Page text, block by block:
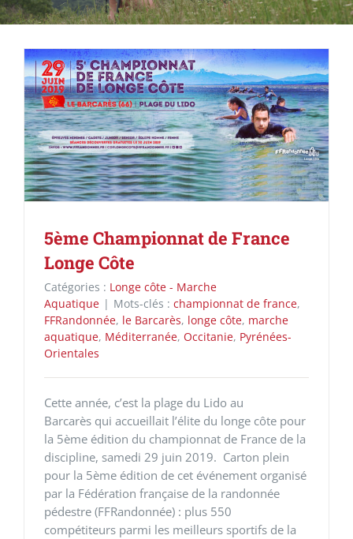
5ème Championnat de France
Longe Côte
Catégories : Longe côte - Marche
Aquatique | Mots-clés : championnat de france,
FFRandonnée, le Barcarès, longe côte, marche
aquatique, Méditerranée, Occitanie, Pyrénées-
Orientales
Cette année, c’est la plage du Lido au
Barcarès qui accueillait l’élite du longe côte pour
la 5ème édition du championnat de France de la
discipline, samedi 29 juin 2019. Carton plein
pour la 5ème édition de cet événement organisé
par la Fédération française de la randonnée
pédestre (FFRandonnée) : plus 550
compétiteurs parmi les meilleurs sportifs de la